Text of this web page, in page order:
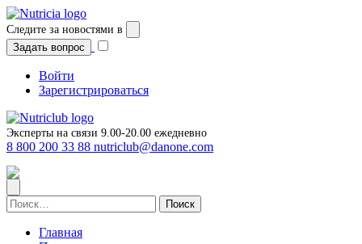
Перейти
к
содержимому
Следите за новостями в
Задать вопрос
Войти
Зарегистрироваться
Эксперты на связи 9.00-20.00 ежедневно
8 800 200 33 88 nutriclub@danone.com
Найти:
Главная